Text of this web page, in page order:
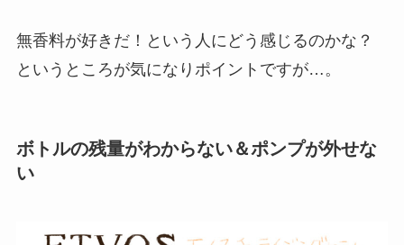
無香料が好きだ！という人にどう感じるのかな？
というところが気になりポイントですが…。
ボトルの残量がわからない＆ポンプが外せな
い